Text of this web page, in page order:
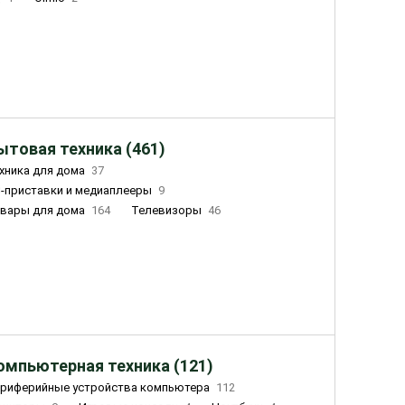
техника (461)
для дома 37
приставки и медиаплееры
9
для дома 164 Телевизоры 46
техника (121)
устройства компьютера 112